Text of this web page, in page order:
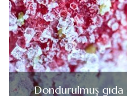
Dondurulmuş gıda